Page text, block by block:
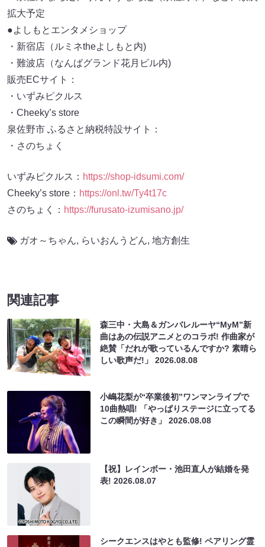
拡大予定
●よしもとエンタメショップ
・新宿店（ルミネtheよしもと内)
・難波店（なんばグランド花月ビル内)
販売ECサイト：
・いずみピクルス
・Cheeky’s store
泉佐野市 ふるさと納税特設サイト：
・さのちょく
いずみピクルス： https://shop-idsumi.com/
Cheeky’s store： https://onl.tw/Ty4t17c
さのちょく： https://furusato-izumisano.jp/
ガオ～ちゃん, らいおんうどん, 地方創生
関連記事
森三中・大島＆ガンバレルーヤ“MyM”新
曲はあの伝説アニメとのコラボ! 作曲家が
絶賛「だれが歌っているんですか? 素晴ら
しい歌声だ!」2026.08.08
小嶋花梨が“卒業後初”ワンマンライブで
10曲熱唱! 「やっぱりステージに立ってる
この瞬間が好き」2026.08.08
【祝】レインボー・池田直人が結婚を発
表!2026.08.07
シークエンスはやとも監修! ペアリング霊